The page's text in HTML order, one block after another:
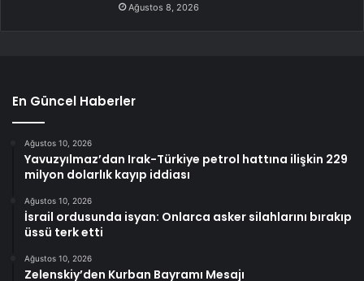
Ağustos 8, 2026
En Güncel Haberler
Ağustos 10, 2026
Yavuzyılmaz’dan Irak-Türkiye petrol hattına ilişkin 229
milyon dolarlık kayıp iddiası
Ağustos 10, 2026
İsrail ordusunda isyan: Onlarca asker silahlarını bırakıp
üssü terk etti
Ağustos 10, 2026
Zelenskiy’den Kurban Bayramı Mesajı